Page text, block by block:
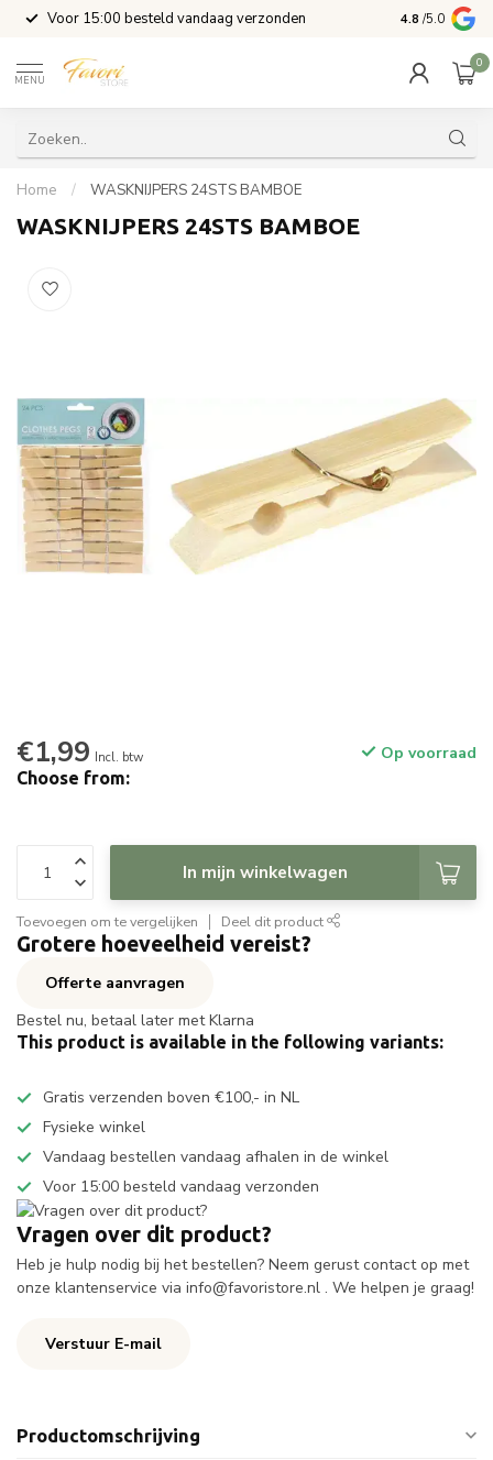
Voor 15:00 besteld vandaag verzonden 4.8 /5.0
MENU
0
Home / WASKNIJPERS 24STS BAMBOE
WASKNIJPERS 24STS BAMBOE
€1,99 Incl. btw Op voorraad
Choose from:
In mijn winkelwagen
Toevoegen om te vergelijken Deel dit product
Grotere hoeveelheid vereist?
Offerte aanvragen
Bestel nu, betaal later met Klarna
This product is available in the following variants:
Gratis verzenden boven €100,- in NL
Fysieke winkel
Vandaag bestellen vandaag afhalen in de winkel
Voor 15:00 besteld vandaag verzonden
Vragen over dit product?
Heb je hulp nodig bij het bestellen? Neem gerust contact op met
onze klantenservice via info@favoristore.nl . We helpen je graag!
Verstuur E-mail
Productomschrijving